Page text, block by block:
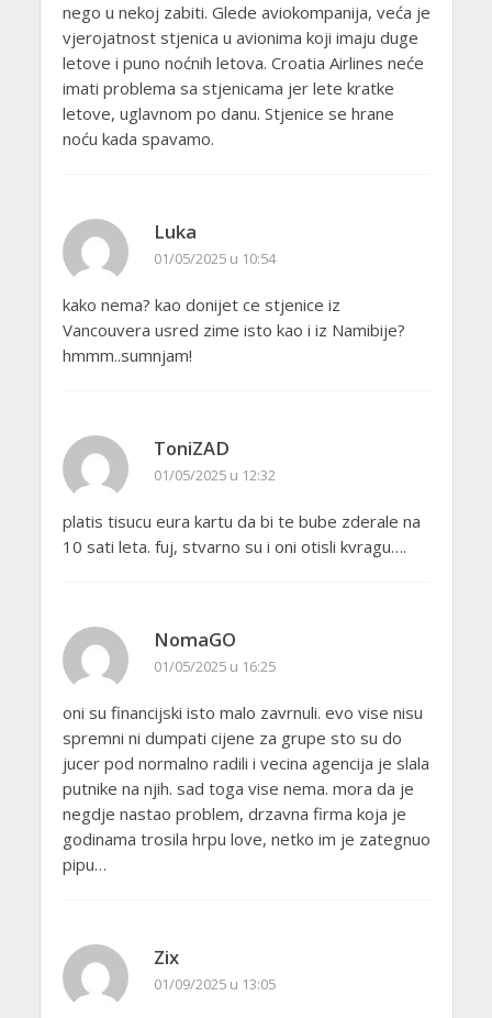
nego u nekoj zabiti. Glede aviokompanija, veća je
vjerojatnost stjenica u avionima koji imaju duge
letove i puno noćnih letova. Croatia Airlines neće
imati problema sa stjenicama jer lete kratke
letove, uglavnom po danu. Stjenice se hrane
noću kada spavamo.
Luka
01/05/2025 u 10:54
kako nema? kao donijet ce stjenice iz
Vancouvera usred zime isto kao i iz Namibije?
hmmm..sumnjam!
ToniZAD
01/05/2025 u 12:32
platis tisucu eura kartu da bi te bube zderale na
10 sati leta. fuj, stvarno su i oni otisli kvragu….
NomaGO
01/05/2025 u 16:25
oni su financijski isto malo zavrnuli. evo vise nisu
spremni ni dumpati cijene za grupe sto su do
jucer pod normalno radili i vecina agencija je slala
putnike na njih. sad toga vise nema. mora da je
negdje nastao problem, drzavna firma koja je
godinama trosila hrpu love, netko im je zategnuo
pipu…
Zix
01/09/2025 u 13:05